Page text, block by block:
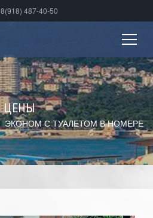
8(918) 487-40-50
ЦЕНЫ
ЭКОНОМ С ТУАЛЕТОМ В НОМЕРЕ